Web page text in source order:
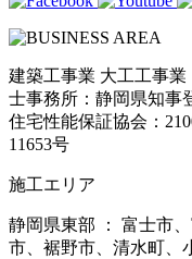
建築工事業 大工工事
士事務所：静岡県知事
住宅性能保証協会：
11653号
施工エリア
静岡県東部 ： 富士市
市、裾野市、清水町、